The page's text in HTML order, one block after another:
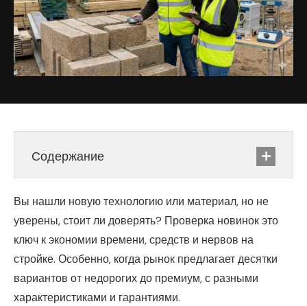
Содержание
Вы нашли новую технологию или материал, но не
уверены, стоит ли доверять? Проверка новинок это
ключ к экономии времени, средств и нервов на
стройке. Особенно, когда рынок предлагает десятки
вариантов от недорогих до премиум, с разными
характеристиками и гарантиями.